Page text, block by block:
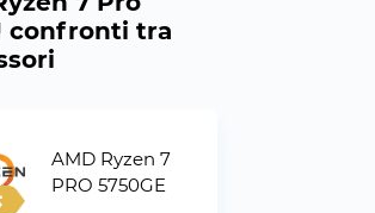
confronti tra
AMD Ryzen 7
PRO 5750GE